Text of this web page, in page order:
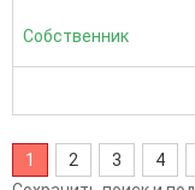
Собственник
1 2 3 4